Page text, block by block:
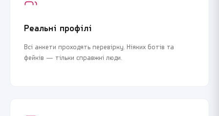
Реальні профілі
Всі анкети проходять перевірку. Ніяких ботів та
фейків — тільки справжні люди.